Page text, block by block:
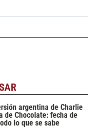
argentina de Charlie
de Chocolate: fecha de
lo que se sabe